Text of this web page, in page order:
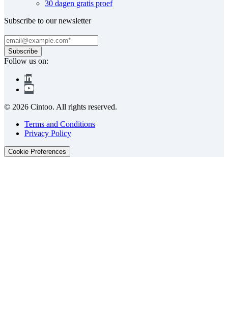
30 dagen gratis proef
Subscribe to our newsletter
Follow us on:
© 2026 Cintoo. All rights reserved.
Terms and Conditions
Privacy Policy
Cookie Preferences